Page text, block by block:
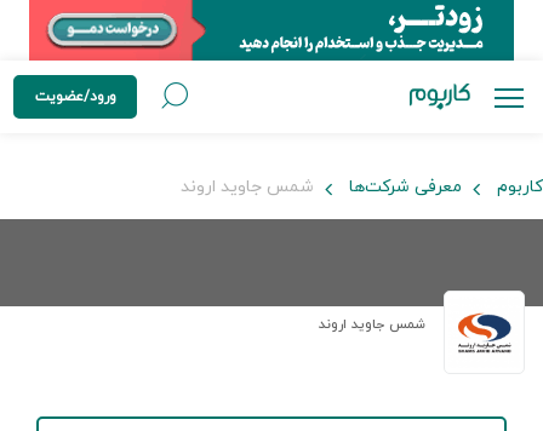
ورود/عضویت
کاربوم معرفی شرکت‌ها شمس جاوید اروند
شمس جاوید اروند